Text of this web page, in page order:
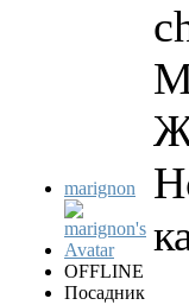
marignon
OFFLINE
Посадник